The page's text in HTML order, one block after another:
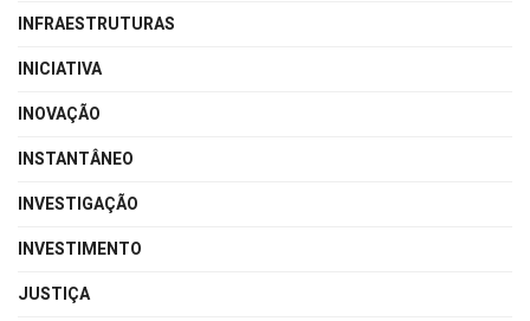
INFRAESTRUTURAS
INICIATIVA
INOVAÇÃO
INSTANTÂNEO
INVESTIGAÇÃO
INVESTIMENTO
JUSTIÇA